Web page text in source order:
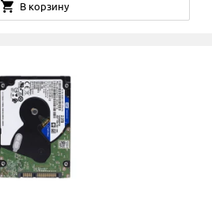
В корзину